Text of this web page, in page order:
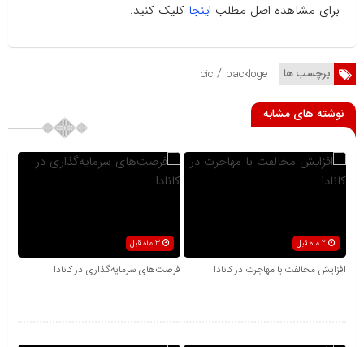
برای مشاهده اصل مطلب اینجا کلیک کنید.
برچسب ها backloge
/
cic
نوشته های مشابه
2 ماه قبل
افزایش مخالفت با مهاجرت در کانادا فرصت‌های سرمایه‌گذاری در کانادا